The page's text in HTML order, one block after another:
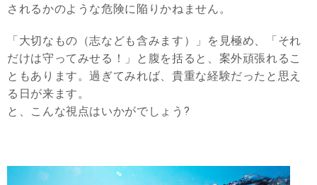
されるかのような危険に陥りかねません。
「大切なもの（志なども含みます）」を見極め、「それ
だけは守ってみせる！」と腹を括ると、案外頑張れるこ
ともあります。過ぎてみれば、貴重な経験だったと思え
る日が来ます。
と、こんな視点はいかがでしょう?